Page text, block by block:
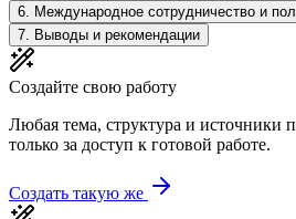
6. Международное сотрудничество и
7. Выводы и рекомендации
Создайте свою работу
Любая тема, структура и источники
только за доступ к готовой работе.
Создать такую же